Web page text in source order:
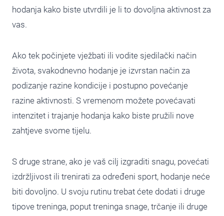
hodanja kako biste utvrdili je li to dovoljna aktivnost za
vas.
Ako tek počinjete vježbati ili vodite sjedilački način
života, svakodnevno hodanje je izvrstan način za
podizanje razine kondicije i postupno povećanje
razine aktivnosti. S vremenom možete povećavati
intenzitet i trajanje hodanja kako biste pružili nove
zahtjeve svome tijelu.
S druge strane, ako je vaš cilj izgraditi snagu, povećati
izdržljivost ili trenirati za određeni sport, hodanje neće
biti dovoljno. U svoju rutinu trebat ćete dodati i druge
tipove treninga, poput treninga snage, trčanje ili druge